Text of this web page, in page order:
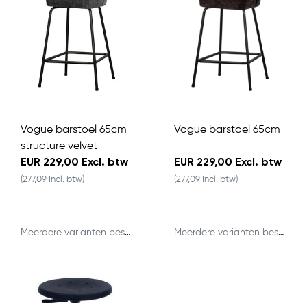
Vogue barstoel 65cm
structure velvet
EUR 229,00 Excl. btw
(277,09 Incl. btw)
Meerdere varianten beschikbaar
Vogue barstoel 65cm
EUR 229,00 Excl. btw
(277,09 Incl. btw)
Meerdere varianten beschikbaar